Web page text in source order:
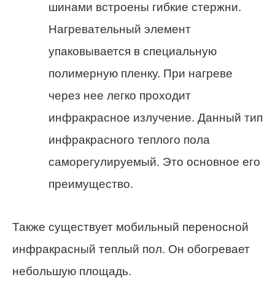
шинами встроены гибкие стержни.
Нагревательный элемент
упаковывается в специальную
полимерную пленку. При нагреве
через нее легко проходит
инфракрасное излучение. Данный тип
инфракрасного теплого пола
саморегулируемый. Это основное его
преимущество.
Также существует мобильный переносной
инфракрасный теплый пол. Он обогревает
небольшую площадь.